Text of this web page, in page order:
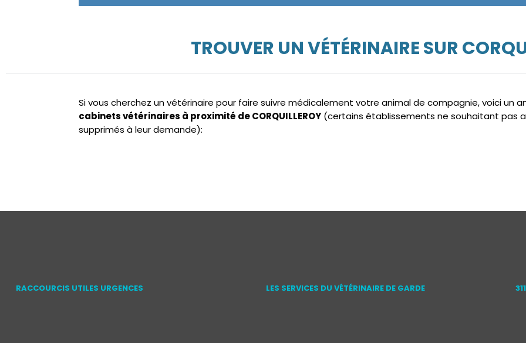
TROUVER UN VÉTÉRINAIRE SUR
Si vous cherchez un vétérinaire pour faire suivre médicalement votre animal de compagnie, voici un
cabinets vétérinaires à proximité de CORQUILLEROY (certains établissements ne souhaitant pas
supprimés à leur demande):
RACCOURCIS UTILES URGENCES LES SERVICES DU VÉTÉRINAIRE DE GARDE